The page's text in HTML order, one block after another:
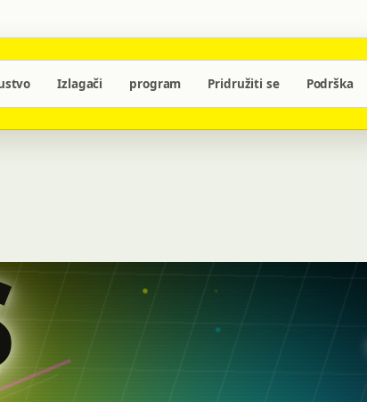
Izlagači program Pridružiti se Podrška